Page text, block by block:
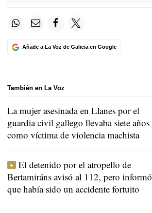
Añade a La Voz de Galicia en Google
También en La Voz
La mujer asesinada en Llanes por el
guardia civil gallego llevaba siete años
como víctima de violencia machista
El detenido por el atropello de
Bertamiráns avisó al 112, pero
que había sido un accidente fortuito